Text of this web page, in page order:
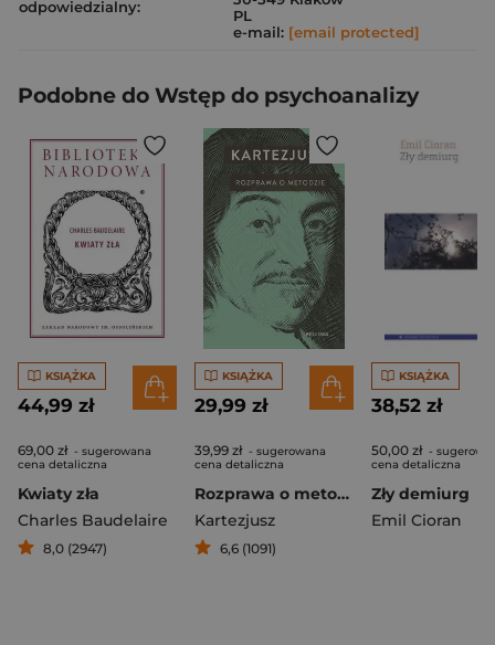
odpowiedzialny:
PL
e-mail: [email protected]
Podobne do Wstęp do psychoanalizy
KSIĄŻKA
44,99 zł
69,00 zł - sugerowana
cena detaliczna
Kwiaty zła
Charles Baudelaire
8,0 (2947)
KSIĄŻKA
29,99 zł
39,99 zł - sugerowana
cena detaliczna
Rozprawa o metodzie
Kartezjusz
6,6 (1091)
KSIĄŻKA
38,52 zł
50,00 zł -
cena detaliczna
Zły demiurg
Emil Cioran